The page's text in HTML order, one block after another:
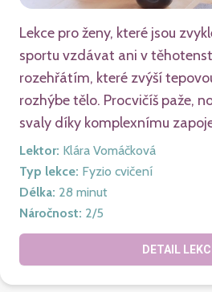
Lekce pro ženy, které jsou
sportu vzdávat ani v
rozehřátím, které zvýší
rozhýbe tělo. Procvičíš paže,
svaly díky komplexnímu
Lektor: Klára Vomáčková
Typ lekce: Fyzio cvičení
Délka: 28 minut
Náročnost: 2/5
DETAIL